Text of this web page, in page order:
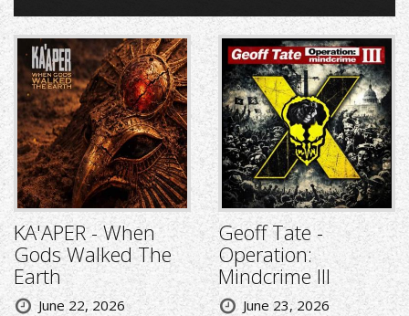
KA'APER - When
Gods Walked The
Earth
June 22, 2026
Geoff Tate -
Operation:
Mindcrime III
June 23, 2026